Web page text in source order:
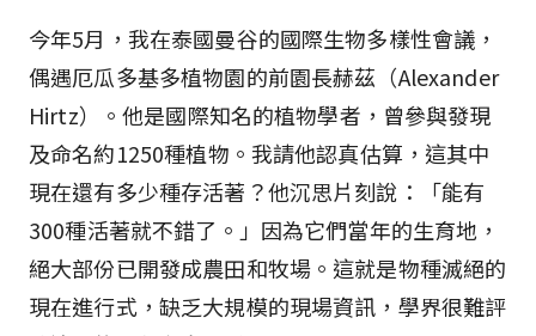
今年5月，我在泰國曼谷的國際生物多樣性會議，
偶遇厄瓜多基多植物園的前園長赫茲（Alexander
Hirtz）。他是國際知名的植物學者，曾參與發現
及命名約1250種植物。我請他認真估算，這其中
現在還有多少種存活著？他沉思片刻說：「能有
300種活著就不錯了。」因為它們當年的生育地，
絕大部份已開發成農田和牧場。這就是物種滅絕的
現在進行式，缺乏大規模的現場資訊，學界很難評